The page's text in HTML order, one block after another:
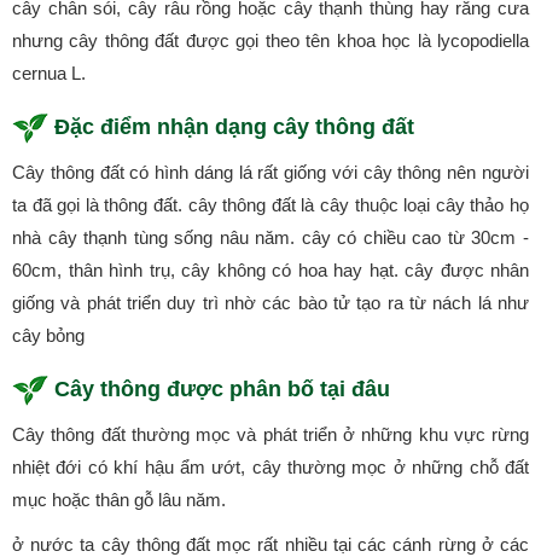
cây chân sói, cây râu rồng hoặc cây thạnh thùng hay răng cưa
nhưng cây thông đất được gọi theo tên khoa học là lycopodiella
cernua L.
Đặc điểm nhận dạng cây thông đất
Cây thông đất có hình dáng lá rất giống với cây thông nên người
ta đã gọi là thông đất. cây thông đất là cây thuộc loại cây thảo họ
nhà cây thạnh tùng sống nâu năm. cây có chiều cao từ 30cm -
60cm, thân hình trụ, cây không có hoa hay hạt. cây được nhân
giống và phát triển duy trì nhờ các bào tử tạo ra từ nách lá như
cây bỏng
Cây thông được phân bố tại đâu
Cây thông đất thường mọc và phát triển ở những khu vực rừng
nhiệt đới có khí hậu ẩm ướt, cây thường mọc ở những chỗ đất
mục hoặc thân gỗ lâu năm.
ở nước ta cây thông đất mọc rất nhiều tại các cánh rừng ở các